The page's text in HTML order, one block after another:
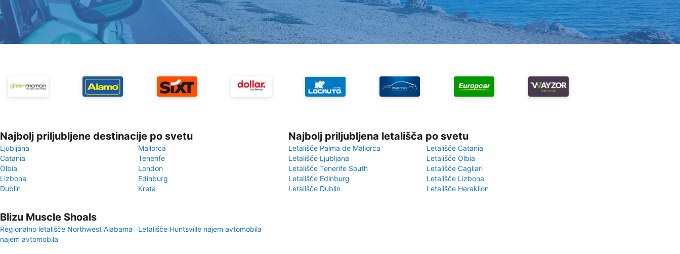
Najbolj priljubljene destinacije po svetu
Ljubljana
Mallorca
Catania
Tenerife
Olbia
London
Lizbona
Edinburg
Dublin
Kreta
Najbolj priljubljena letališča po svetu
Letališče Palma de Mallorca
Letališče Catania
Letališče Ljubljana
Letališče Olbia
Letališče Tenerife South
Letališče Cagliari
Letališče Edinburg
Letališče Lizbona
Letališče Dublin
Letališče Heraklion
Blizu Muscle Shoals
Regionalno letališče Northwest Alabama
najem avtomobila
Letališče Huntsville najem avtomobila